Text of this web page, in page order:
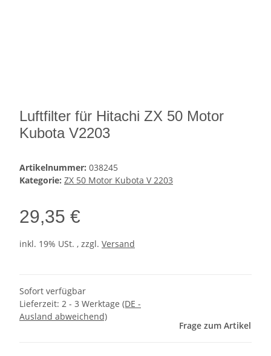
Luftfilter für Hitachi ZX 50 Motor
Kubota V2203
Artikelnummer: 038245
Kategorie: ZX 50 Motor Kubota V 2203
29,35 €
inkl. 19% USt. , zzgl. Versand
Sofort verfügbar
Lieferzeit: 2 - 3 Werktage (DE -
Ausland abweichend)
Frage zum Artikel